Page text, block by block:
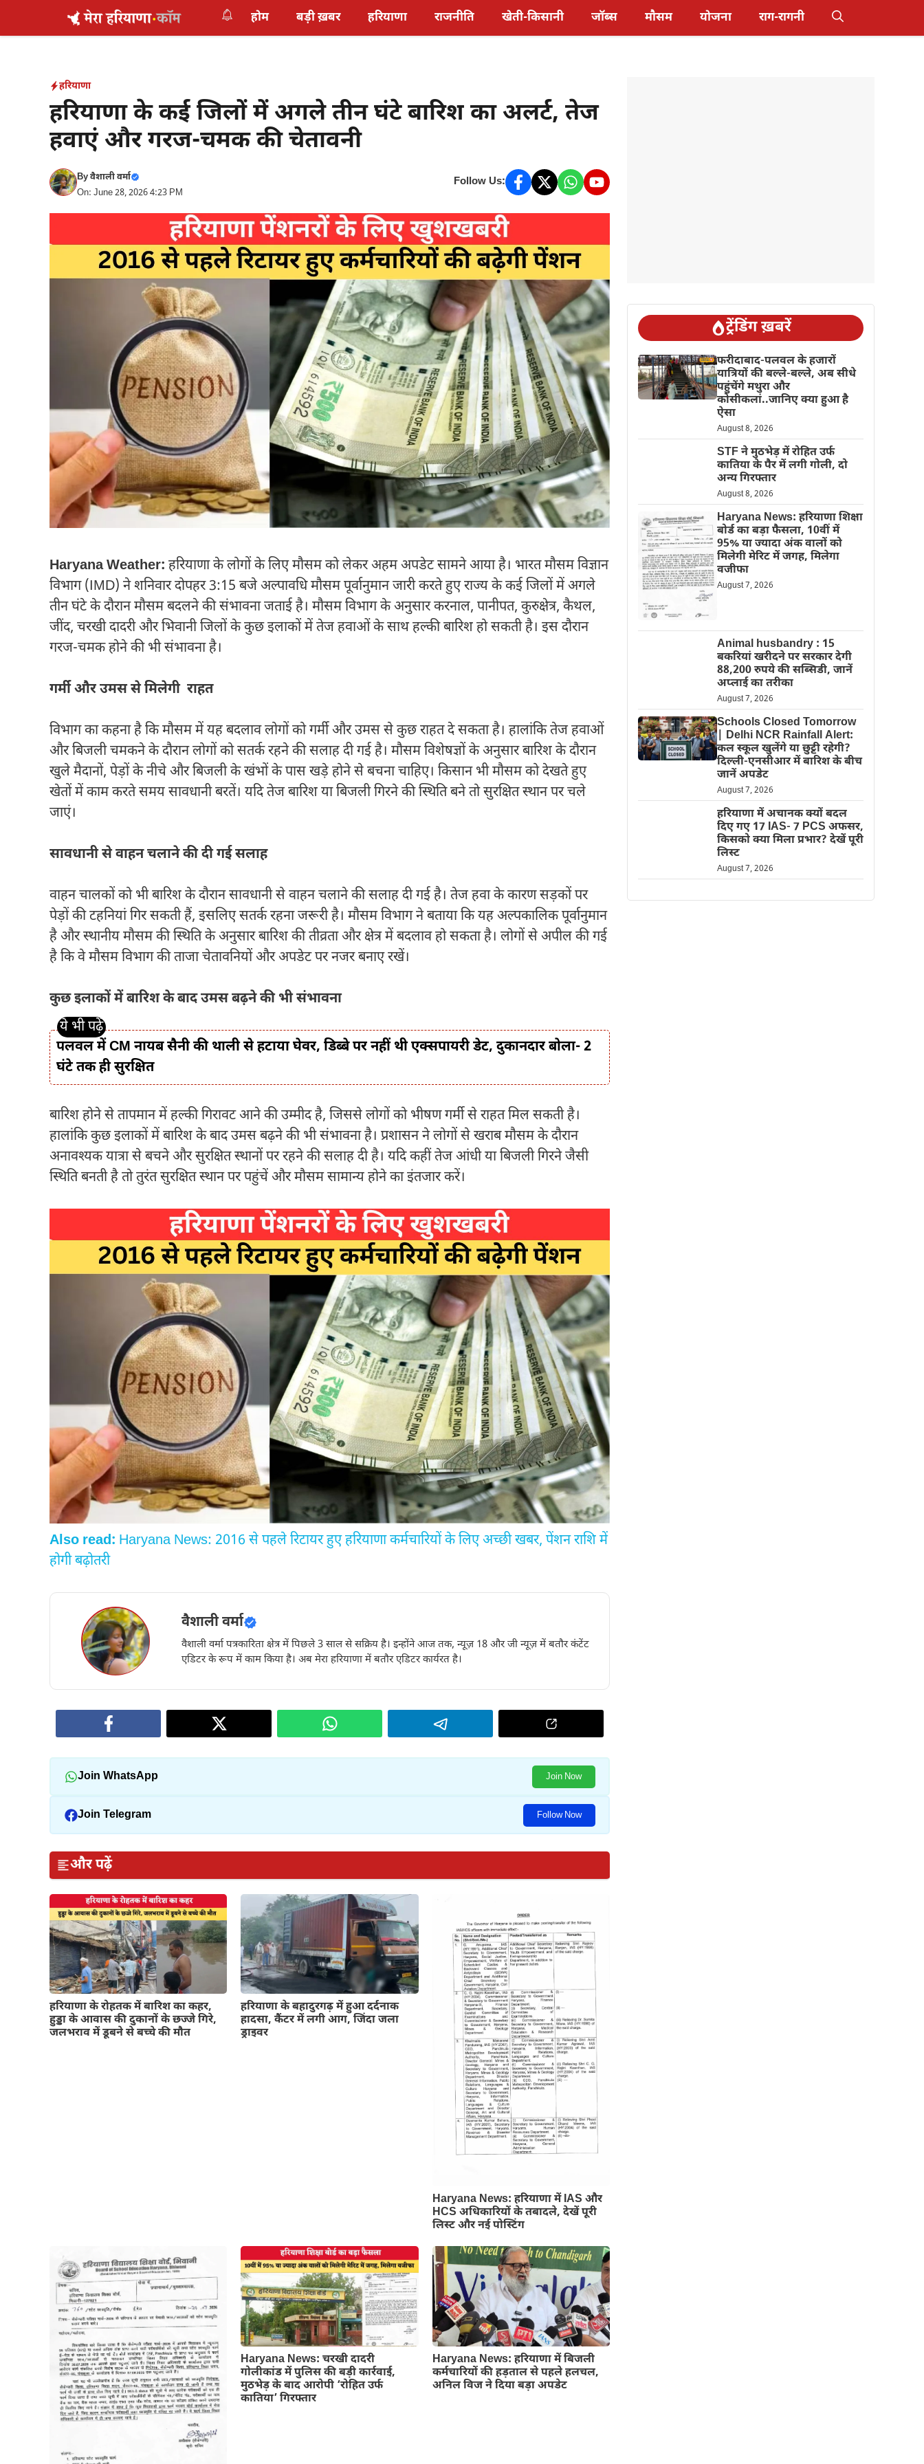
होम बड़ी ख़बर हरियाणा राजनीति खेती-किसानी जॉब्स मौसम योजना राग-रागनी
हरियाणा
हरियाणा के कई जिलों में अगले तीन घंटे बारिश का अलर्ट, तेज
हवाएं और गरज-चमक की चेतावनी
Byवैशाली वर्मा
On: June 28, 2026 4:23 PM
Follow Us:
Haryana Weather: हरियाणा के लोगों के लिए मौसम को लेकर अहम अपडेट सामने आया है। भारत मौसम विज्ञान
विभाग (IMD) ने शनिवार दोपहर 3:15 बजे अल्पावधि मौसम पूर्वानुमान जारी करते हुए राज्य के कई जिलों में अगले
तीन घंटे के दौरान मौसम बदलने की संभावना जताई है। मौसम विभाग के अनुसार करनाल, पानीपत, कुरुक्षेत्र, कैथल,
जींद, चरखी दादरी और भिवानी जिलों के कुछ इलाकों में तेज हवाओं के साथ हल्की बारिश हो सकती है। इस दौरान
गरज-चमक होने की भी संभावना है।
गर्मी और उमस से मिलेगी राहत
विभाग का कहना है कि मौसम में यह बदलाव लोगों को गर्मी और उमस से कुछ राहत दे सकता है। हालांकि तेज हवाओं
और बिजली चमकने के दौरान लोगों को सतर्क रहने की सलाह दी गई है। मौसम विशेषज्ञों के अनुसार बारिश के दौरान
खुले मैदानों, पेड़ों के नीचे और बिजली के खंभों के पास खड़े होने से बचना चाहिए। किसान भी मौसम को देखते हुए
खेतों में काम करते समय सावधानी बरतें। यदि तेज बारिश या बिजली गिरने की स्थिति बने तो सुरक्षित स्थान पर चले
जाएं।
सावधानी से वाहन चलाने की दी गई सलाह
वाहन चालकों को भी बारिश के दौरान सावधानी से वाहन चलाने की सलाह दी गई है। तेज हवा के कारण सड़कों पर
पेड़ों की टहनियां गिर सकती हैं, इसलिए सतर्क रहना जरूरी है। मौसम विभाग ने बताया कि यह अल्पकालिक पूर्वानुमान
है और स्थानीय मौसम की स्थिति के अनुसार बारिश की तीव्रता और क्षेत्र में बदलाव हो सकता है। लोगों से अपील की गई
है कि वे मौसम विभाग की ताजा चेतावनियों और अपडेट पर नजर बनाए रखें।
कुछ इलाकों में बारिश के बाद उमस बढ़ने की भी संभावना
पलवल में CM नायब सैनी की थाली से हटाया घेवर, डिब्बे पर नहीं थी एक्सपायरी डेट, दुकानदार बोला- 2
घंटे तक ही सुरक्षित
बारिश होने से तापमान में हल्की गिरावट आने की उम्मीद है, जिससे लोगों को भीषण गर्मी से राहत मिल सकती है।
हालांकि कुछ इलाकों में बारिश के बाद उमस बढ़ने की भी संभावना है। प्रशासन ने लोगों से खराब मौसम के दौरान
अनावश्यक यात्रा से बचने और सुरक्षित स्थानों पर रहने की सलाह दी है। यदि कहीं तेज आंधी या बिजली गिरने जैसी
स्थिति बनती है तो तुरंत सुरक्षित स्थान पर पहुंचें और मौसम सामान्य होने का इंतजार करें।
Also read: Haryana News: 2016 से पहले रिटायर हुए हरियाणा कर्मचारियों के लिए अच्छी खबर, पेंशन राशि में
होगी बढ़ोतरी
वैशाली वर्मा
वैशाली वर्मा पत्रकारिता क्षेत्र में पिछले 3 साल से सक्रिय है। इन्होंने आज तक, न्यूज़ 18 और जी न्यूज़ में बतौर कंटेंट
एडिटर के रूप में काम किया है। अब मेरा हरियाणा में बतौर एडिटर कार्यरत है।
Join WhatsApp Join Now
Join Telegram Follow Now
और पढ़ें
हरियाणा के रोहतक में बारिश का कहर,
हुड्डा के आवास की दुकानों के छज्जे गिरे,
जलभराव में डूबने से बच्चे की मौत
हरियाणा के बहादुरगढ़ में हुआ दर्दनाक
हादसा, कैंटर में लगी आग, जिंदा जला
ड्राइवर
Haryana News: हरियाणा में IAS और
HCS अधिकारियों के तबादले, देखें पूरी
लिस्ट और नई पोस्टिंग
Haryana News: चरखी दादरी
गोलीकांड में पुलिस की बड़ी कार्रवाई,
मुठभेड़ के बाद आरोपी ‘रोहित उर्फ
कातिया’ गिरफ्तार
Haryana News: हरियाणा में बिजली
कर्मचारियों की हड़ताल से पहले हलचल,
अनिल विज ने दिया बड़ा अपडेट
ट्रेंडिंग ख़बरें
फरीदाबाद-पलवल के हजारों
यात्रियों की बल्ले-बल्ले, अब सीधे
पहुंचेंगे मथुरा और
कोसीकलां..जानिए क्या हुआ है
ऐसा
August 8, 2026
STF ने मुठभेड़ में रोहित उर्फ
कातिया के पैर में लगी गोली, दो
अन्य गिरफ्तार
August 8, 2026
Haryana News: हरियाणा शिक्षा
बोर्ड का बड़ा फैसला, 10वीं में
95% या ज्यादा अंक वालों को
मिलेगी मेरिट में जगह, मिलेगा
वजीफा
August 7, 2026
Animal husbandry : 15
बकरियां खरीदने पर सरकार देगी
88,200 रुपये की सब्सिडी, जानें
अप्लाई का तरीका
August 7, 2026
Schools Closed Tomorrow
| Delhi NCR Rainfall Alert:
कल स्कूल खुलेंगे या छुट्टी रहेगी?
दिल्ली-एनसीआर में बारिश के बीच
जानें अपडेट
August 7, 2026
हरियाणा में अचानक क्यों बदल
दिए गए 17 IAS- 7 PCS अफसर,
किसको क्या मिला प्रभार? देखें पूरी
लिस्ट
August 7, 2026